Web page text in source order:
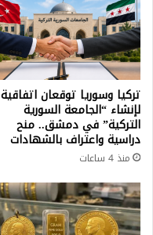
تركيا وسوريا توقعان اتفاقية
لإنشاء “الجامعة السورية
التركية” في دمشق.. منح
دراسية واعتراف بالشهادات
منذ 4 ساعات